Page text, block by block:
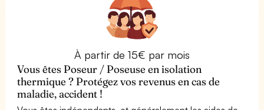
À partir de 15€ par mois
Vous êtes Poseur / Poseuse en isolation
thermique ? Protégez vos revenus en cas de
maladie, accident !